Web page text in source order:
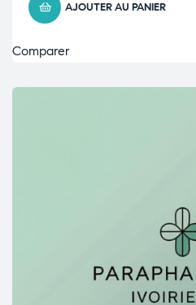
AJOUTER AU PANIER
Comparer